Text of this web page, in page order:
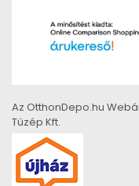
Az OtthonDepo.hu
Tüzép Kft.